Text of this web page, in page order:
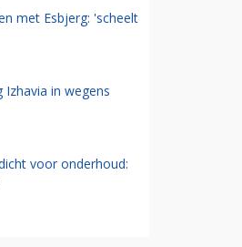
met Esbjerg: 'scheelt
Izhavia in wegens
voor onderhoud: